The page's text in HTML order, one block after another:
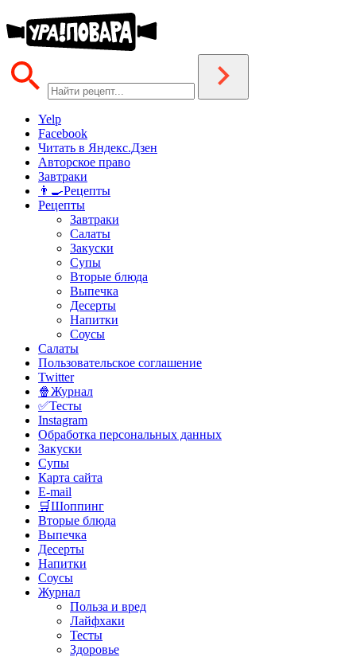
Yelp
Facebook
Читать в Яндекс.Дзен
Авторское право
Завтраки
👨‍🍳Рецепты
Рецепты
Завтраки
Салаты
Закуски
Супы
Вторые блюда
Выпечка
Десерты
Напитки
Соусы
Салаты
Пользовательское соглашение
Twitter
🍿Журнал
✅Тесты
Instagram
Обработка персональных данных
Закуски
Супы
Карта сайта
E-mail
🛒Шоппинг
Вторые блюда
Выпечка
Десерты
Напитки
Соусы
Журнал
Польза и вред
Лайфхаки
Тесты
Здоровье